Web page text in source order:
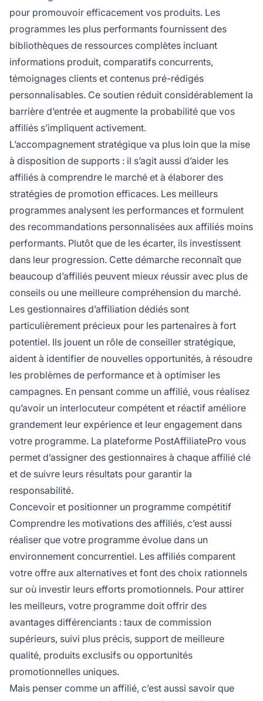
pour promouvoir efficacement vos produits. Les
programmes les plus performants fournissent des
bibliothèques de ressources complètes incluant
informations produit, comparatifs concurrents,
témoignages clients et contenus pré-rédigés
personnalisables. Ce soutien réduit considérablement la
barrière d’entrée et augmente la probabilité que vos
affiliés s’impliquent activement.
L’accompagnement stratégique va plus loin que la mise
à disposition de supports : il s’agit aussi d’aider les
affiliés à comprendre le marché et à élaborer des
stratégies de promotion efficaces. Les meilleurs
programmes analysent les performances et formulent
des recommandations personnalisées aux affiliés moins
performants. Plutôt que de les écarter, ils investissent
dans leur progression. Cette démarche reconnaît que
beaucoup d’affiliés peuvent mieux réussir avec plus de
conseils ou une meilleure compréhension du marché.
Les gestionnaires d’affiliation dédiés sont
particulièrement précieux pour les partenaires à fort
potentiel. Ils jouent un rôle de conseiller stratégique,
aident à identifier de nouvelles opportunités, à résoudre
les problèmes de performance et à optimiser les
campagnes. En pensant comme un affilié, vous réalisez
qu’avoir un interlocuteur compétent et réactif améliore
grandement leur expérience et leur engagement dans
votre programme. La plateforme PostAffiliatePro vous
permet d’assigner des gestionnaires à chaque affilié clé
et de suivre leurs résultats pour garantir la
responsabilité.
Concevoir et positionner un programme compétitif
Comprendre les motivations des affiliés, c’est aussi
réaliser que votre programme évolue dans un
environnement concurrentiel. Les affiliés comparent
votre offre aux alternatives et font des choix rationnels
sur où investir leurs efforts promotionnels. Pour attirer
les meilleurs, votre programme doit offrir des
avantages différenciants : taux de commission
supérieurs, suivi plus précis, support de meilleure
qualité, produits exclusifs ou opportunités
promotionnelles uniques.
Mais penser comme un affilié, c’est aussi savoir que